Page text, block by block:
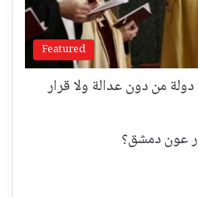
Featured
من دون عدالة ولا قرار
عون دمشق؟